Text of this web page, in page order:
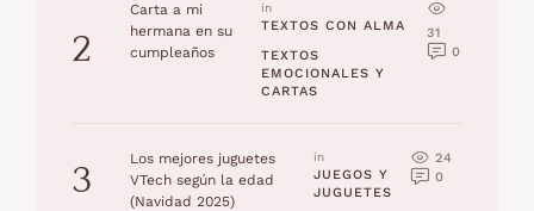
2
Carta a mi
hermana en su
cumpleaños
in
TEXTOS CON ALMA
TEXTOS
EMOCIONALES Y
CARTAS
31
0
3
Los mejores juguetes
VTech según la edad
(Navidad 2025)
in
JUEGOS Y
JUGUETES
24
0